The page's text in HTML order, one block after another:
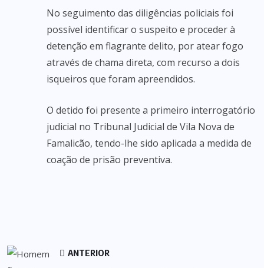
No seguimento das diligências policiais foi
possível identificar o suspeito e proceder à
detenção em flagrante delito, por atear fogo
através de chama direta, com recurso a dois
isqueiros que foram apreendidos.
O detido foi presente a primeiro interrogatório
judicial no Tribunal Judicial de Vila Nova de
Famalicão, tendo-lhe sido aplicada a medida de
coação de prisão preventiva.
ANTERIOR